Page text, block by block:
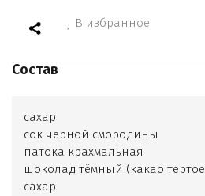
В избранное
Состав
сахар
сок черной смородины
патока крахмальная
шоколад тёмный (какао тертое
сахар